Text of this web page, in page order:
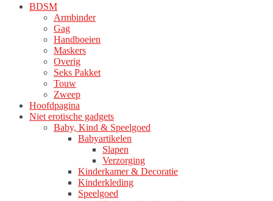
BDSM
Armbinder
Gag
Handboeien
Maskers
Overig
Seks Pakket
Touw
Zweep
Hoofdpagina
Niet erotische gadgets
Baby, Kind & Speelgoed
Babyartikelen
Slapen
Verzorging
Kinderkamer & Decoratie
Kinderkleding
Speelgoed